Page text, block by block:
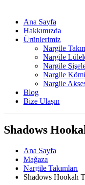
Ana Sayfa
Hakkımızda
Ürünlerimiz
Nargile
Nargile
Nargile
Nargile
Nargile
Blog
Bize Ulaşın
Shadows
Ana Sayfa
Mağaza
Nargile Takımları
Shadows Hookah